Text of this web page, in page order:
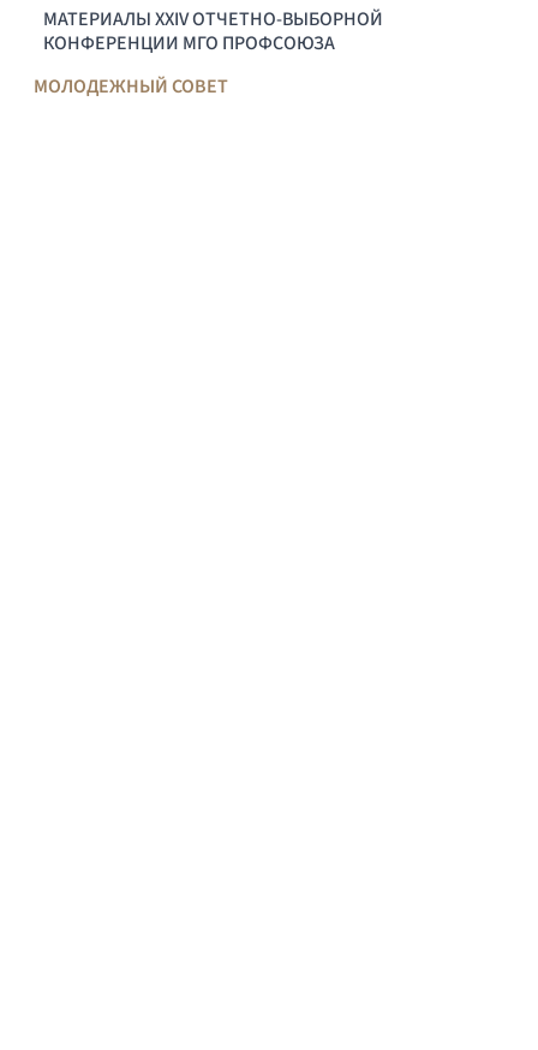
МАТЕРИАЛЫ XXIV ОТЧЕТНО-ВЫБОРНОЙ
КОНФЕРЕНЦИИ МГО ПРОФСОЮЗА
МОЛОДЕЖНЫЙ СОВЕТ